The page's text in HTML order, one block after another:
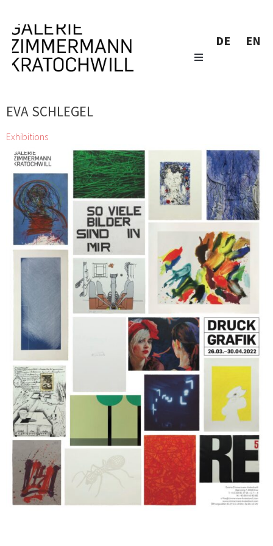
DE EN
EVA SCHLEGEL
Exhibitions
Druckgrafik
Herbert Brandl, Christian Eisenberger, Valie Export, Thomas
Feuerstein, Gelitin, Bruno Gironcoli, Franz Graf, Xenia
Hausner, Siggi Hofer, Irene, Christine Hohenbüchler, Kiki
Kogelnik, Peter Kogler, Brigitte Kowanz, Elke
Krystufek, Muntean & Rosenblum, Flora Neuwirth, Hermann
Nitsch, Walter Pichler, Mel Ramos, Franz Ringel, Gerwald
Rockenschaub, Hubert Scheibl, Eva Schlegel, Hubert
Schmalix, Hans Staudacher
26 Mar 2022 - 30 Apr 2022